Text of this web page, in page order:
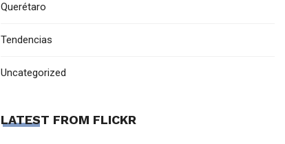
Querétaro
Tendencias
Uncategorized
LATEST FROM FLICKR